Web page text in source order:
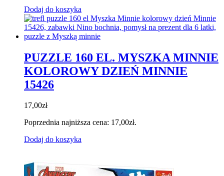
Dodaj do koszyka
PUZZLE 160 EL. MYSZKA MINNIE
KOLOROWY DZIEŃ MINNIE
15426
17,00zł
Poprzednia najniższa cena: 17,00zł.
Dodaj do koszyka